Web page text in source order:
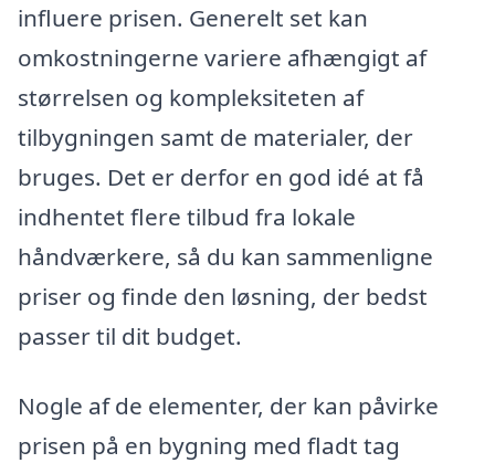
influere prisen. Generelt set kan
omkostningerne variere afhængigt af
størrelsen og kompleksiteten af
tilbygningen samt de materialer, der
bruges. Det er derfor en god idé at få
indhentet flere tilbud fra lokale
håndværkere, så du kan sammenligne
priser og finde den løsning, der bedst
passer til dit budget.
Nogle af de elementer, der kan påvirke
prisen på en bygning med fladt tag